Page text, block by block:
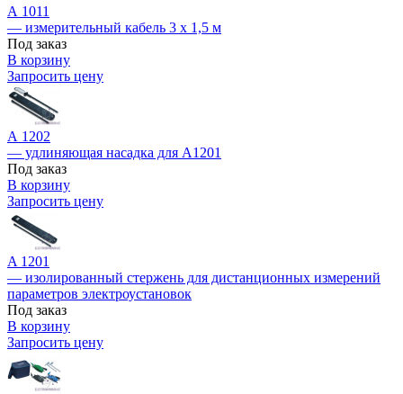
А 1011
— измерительный кабель 3 х 1,5 м
Под заказ
В корзину
Запросить цену
А 1202
— удлиняющая насадка для А1201
Под заказ
В корзину
Запросить цену
A 1201
— изолированный стержень для дистанционных измерений
параметров электроустановок
Под заказ
В корзину
Запросить цену